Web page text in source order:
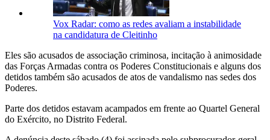
Vox Radar: como as redes avaliam a instabilidade
na candidatura de Cleitinho
Eles são acusados de associação criminosa, incitação à animosidade
das Forças Armadas contra os Poderes Constitucionais e alguns dos
detidos também são acusados de atos de vandalismo nas sedes dos
Poderes.
Parte dos detidos estavam acampados em frente ao Quartel General
do Exército, no Distrito Federal.